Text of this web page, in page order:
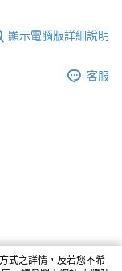
顯示電腦版詳細說明
客服
式之詳情，及若您不希